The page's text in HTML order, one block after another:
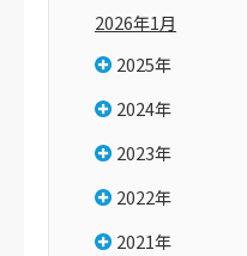
2026年1月
2025年
2024年
2023年
2022年
2021年